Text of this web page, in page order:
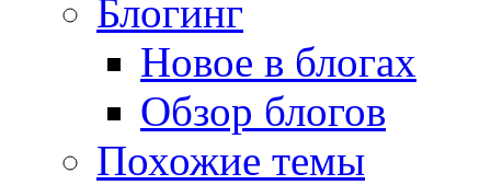
Блогинг
Новое в блогах
Обзор блогов
Похожие темы